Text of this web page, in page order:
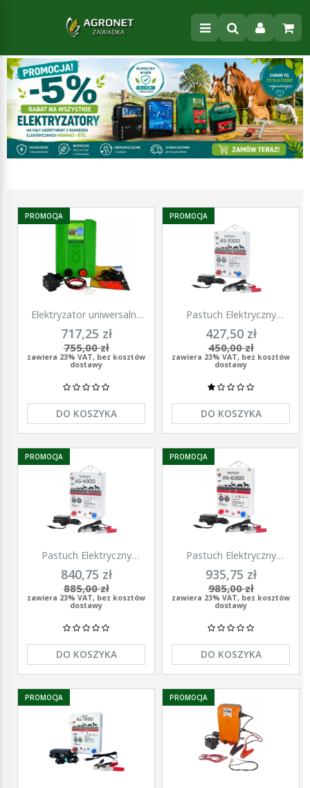
Elektryzator uniwersalny
TITAN DUO 3000, dla
koni, bydła, owiec i kóz,
2,0 J, Kerbl
717,25 zł
755,00 zł
zawiera 23% VAT, bez kosztów
dostawy
DO KOSZYKA
PROMOCJA
Pastuch Elektryczny
Elektryzator uniwersalny
Pomelac AS-3300 3,3 Jula
427,50 zł
450,00 zł
zawiera 23% VAT, bez kosztów
dostawy
DO KOSZYKA
PROMOCJA
Pastuch Elektryczny
Elektryzator uniwersalny
Pomelac AS-4900 4,9Jula
840,75 zł
885,00 zł
zawiera 23% VAT, bez kosztów
dostawy
DO KOSZYKA
PROMOCJA
Pastuch Elektryczny
Elektryzator uniwersalny
Pomelac AS-6300 6,3Jula
935,75 zł
985,00 zł
zawiera 23% VAT, bez kosztów
dostawy
DO KOSZYKA
PROMOCJA
PROMOCJA PROMOCJA